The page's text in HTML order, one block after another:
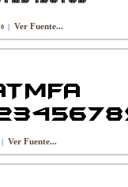
0 | Ver Fuente...
| Ver Fuente...